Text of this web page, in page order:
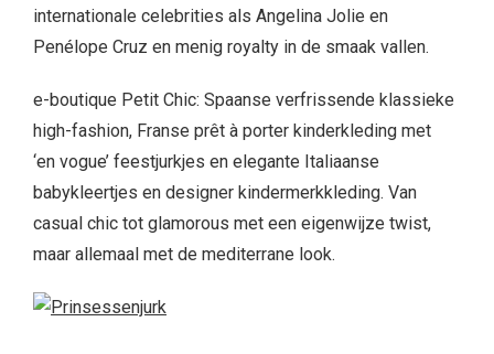
internationale celebrities als Angelina Jolie en
Penélope Cruz en menig royalty in de smaak vallen.
e-boutique Petit Chic: Spaanse verfrissende klassieke
high-fashion, Franse prêt à porter kinderkleding met
‘en vogue’ feestjurkjes en elegante Italiaanse
babykleertjes en designer kindermerkkleding. Van
casual chic tot glamorous met een eigenwijze twist,
maar allemaal met de mediterrane look.